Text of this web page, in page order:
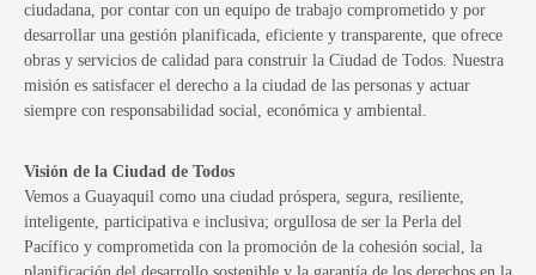
ciudadana, por contar con un equipo de trabajo comprometido y por
desarrollar una gestión planificada, eficiente y transparente, que ofrece
obras y servicios de calidad para construir la Ciudad de Todos. Nuestra
misión es satisfacer el derecho a la ciudad de las personas y actuar
siempre con responsabilidad social, económica y ambiental.
Visión de la Ciudad de Todos
Vemos a Guayaquil como una ciudad próspera, segura, resiliente,
inteligente, participativa e inclusiva; orgullosa de ser la Perla del
Pacífico y comprometida con la promoción de la cohesión social, la